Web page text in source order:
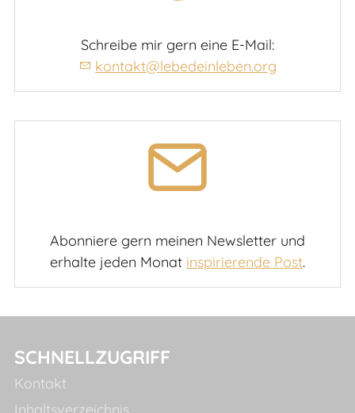
Schreibe mir gern eine E-Mail:
kontakt@lebedeinleben.org
Abonniere gern meinen Newsletter und
erhalte jeden Monat inspirierende Post.
SCHNELLZUGRIFF
Kontakt
Inhaltsverzeichnis